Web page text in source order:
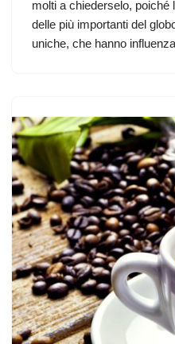
molti a chiederselo,
delle più importanti del
uniche, che hanno